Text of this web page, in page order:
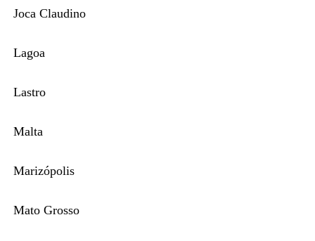
Joca Claudino
Lagoa
Lastro
Malta
Marizópolis
Mato Grosso